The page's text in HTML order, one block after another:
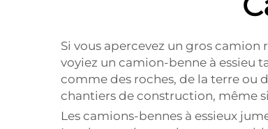
Si vous apercevez un gros
voyiez un camion-benne à essieu
comme des roches, de la terre ou
chantiers de construction, même
Les camions-bennes à essieux